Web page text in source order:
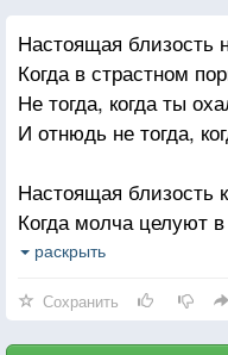
Ты пахнешь родным.
Опять обвивают и
И в этот момент
И радуют вновь
Опять упиваюсь
Ты знаешь, наверное
Коль пахну и я, до
Настоящая близость
Когда в страстном
Не тогда, когда ты
И отнюдь не тогда,
Настоящая близость
Когда молча целуют
И когда в квартире
Настоящая близость
раскрыть
Сохранить